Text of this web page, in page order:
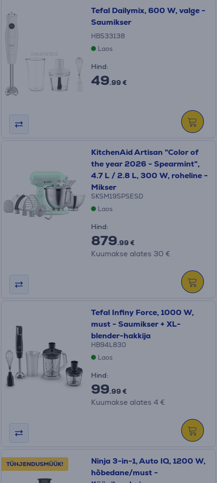
Tefal Dailymix, 600 W, valge -
Saumikser
HB533138
Laos
Hind:
49.99 €
KitchenAid Artisan "Color of
the year 2026 - Spearmint",
4.7 L / 2.8 L, 300 W, roheline -
Mikser
5KSM195PSESD
Laos
Hind:
879.99 €
Kuumakse alates 30 €
Tefal Infiny Force, 1000 W,
must - Saumikser + XL-
blender-hakkija
HB94L830
Laos
Hind:
99.99 €
Kuumakse alates 4 €
TÜHJENDUSMÜÜK!
Ninja 3-in-1, Auto IQ, 1200 W,
hõbedane/must -